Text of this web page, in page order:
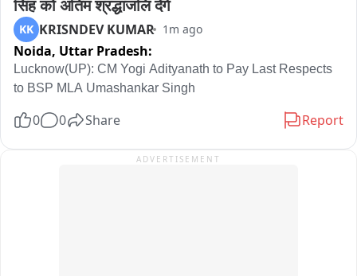
सिंह को अंतिम श्रद्धांजलि देंगे
KK KRISNDEV KUMAR 1m ago
Noida, Uttar Pradesh:
Lucknow(UP): CM Yogi Adityanath to Pay Last Respects
to BSP MLA Umashankar Singh
0 0 Share Report
ADVERTISEMENT